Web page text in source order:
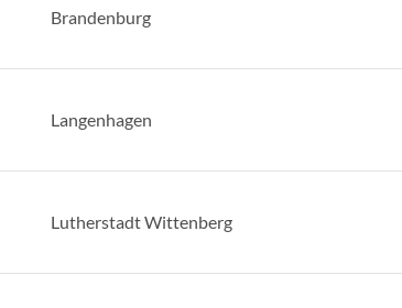
Brandenburg
Langenhagen
Lutherstadt Wittenberg